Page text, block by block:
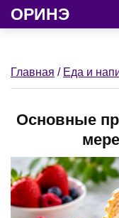
ОРИНЭ
Главная / Еда и
Основные